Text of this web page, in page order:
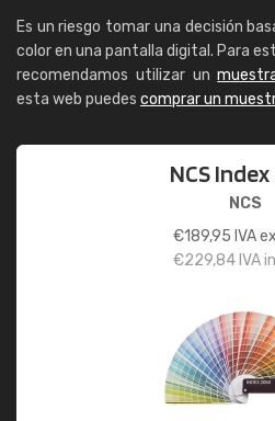
Es un riesgo tomar una decisión
color en una pantalla digital. Para
recomendamos utilizar un
esta web puedes comprar un
NCS
NCS
€189,95 IVA
€229,84 IVA